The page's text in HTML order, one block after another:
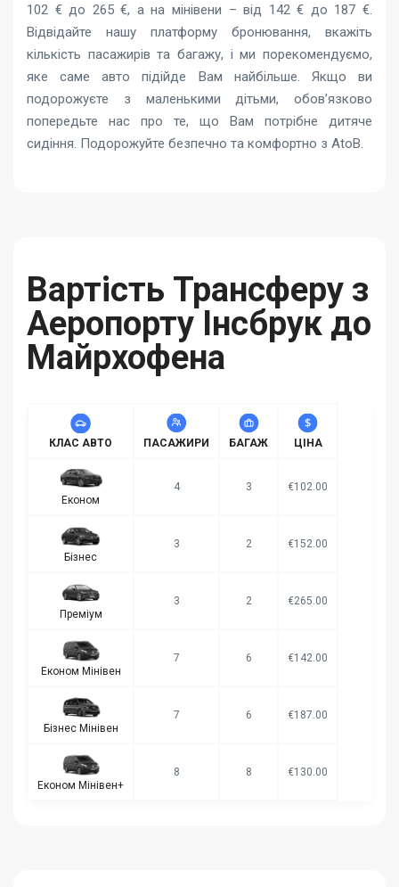
102 € до 265 €, а на мінівени – від 142 € до 187 €.
Відвідайте нашу платформу бронювання, вкажіть
кількість пасажирів та багажу, і ми порекомендуємо,
яке саме авто підійде Вам найбільше. Якщо ви
подорожуєте з маленькими дітьми, обов’язково
попередьте нас про те, що Вам потрібне дитяче
сидіння. Подорожуйте безпечно та комфортно з AtoB.
Вартість Трансферу з
Аеропорту Інсбрук до
Майрхофена
КЛАС АВТО ПАСАЖИРИ БАГАЖ ЦІНА
Економ
4 3 €102.00
Бізнес
3 2 €152.00
Преміум
3 2 €265.00
Економ Мінівен
7 6 €142.00
Бізнес Мінівен
7 6 €187.00
Економ Мінівен+
8 8 €130.00